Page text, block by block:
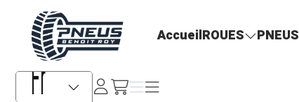
Pneus Benoit Roy
AccueilROUES PNEUS
Sélecteur de langue
Se
connecter/fr/cart
Menu
Menu